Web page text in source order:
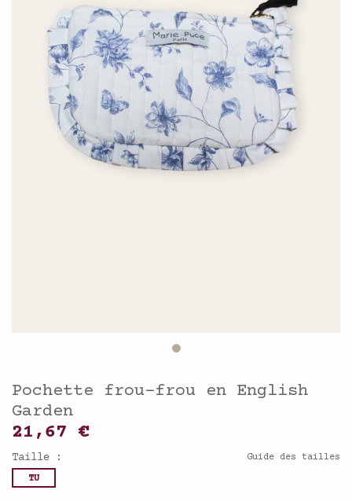
Pochette frou-frou en English
Garden
21,67 €
Taille : Guide des tailles
TU